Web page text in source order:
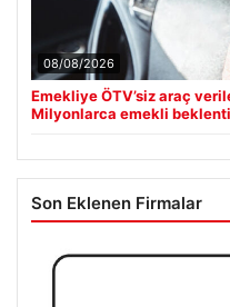
08/08/2026
Emekliye ÖTV’siz araç
Milyonlarca emekli
Son Eklenen Firmalar